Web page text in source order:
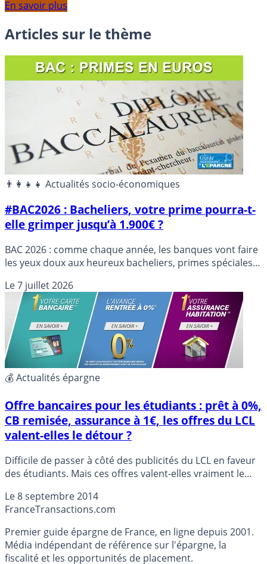
En savoir plus
Articles sur le thème
👨‍👩‍👧‍👧 Actualités socio-économiques
#BAC2026 : Bacheliers, votre prime pourra-t-
elle grimper jusqu’à 1.900€ ?
BAC 2026 : comme chaque année, les banques vont faire
les yeux doux aux heureux bacheliers, primes spéciales
Le7 juillet 2026
💰 Actualités épargne
Offre bancaires pour les étudiants : prêt à 0%,
CB remisée, assurance à 1€, les offres du LCL
valent-elles le détour ?
Difficile de passer à côté des publicités du LCL en faveur
des étudiants. Mais ces offres valent-elles vraiment le
Le8 septembre 2014
FranceTransactions.com
Premier guide épargne de France, en ligne depuis 2001.
Média indépendant de référence sur l'épargne, la
fiscalité et les opportunités de placement.